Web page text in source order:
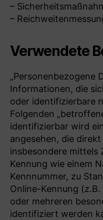
–
–
Verwendete
„Personenbezogene
Informationen, die
oder identifizierbare
Folgenden
identifizierbar wird
angesehen, die
insbesondere mittels
Kennung wie einem
Kennnummer, zu
Online-Kennung
oder mehreren
identifiziert werden